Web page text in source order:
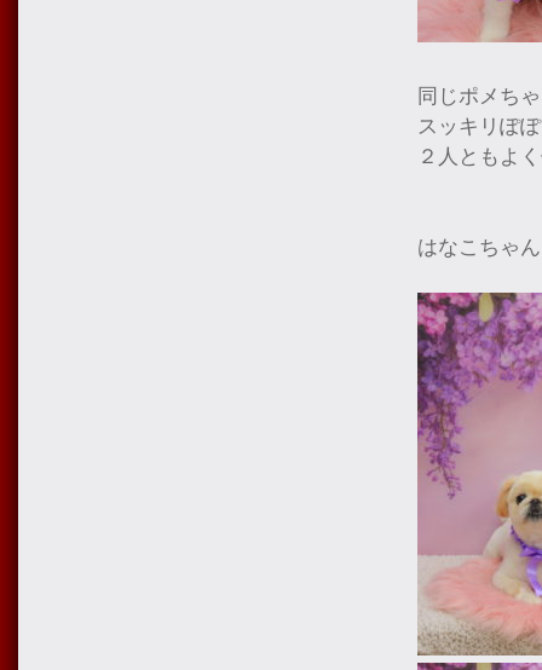
同じポメち
スッキリぽ
２人ともよ
はなこちゃん